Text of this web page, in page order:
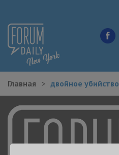
НОВОСТИ ГОРОДА
КУДА ПОЙТИ В ГОРОДЕ
ЗДОРОВЬЕ
Главная двойное убийство